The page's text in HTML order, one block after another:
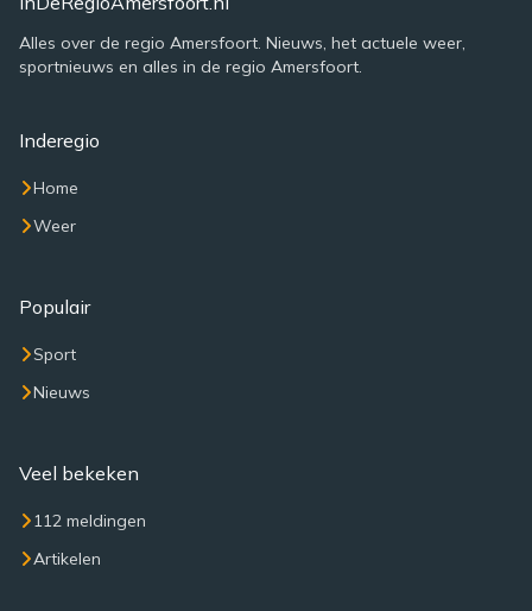
Alles over de regio Amersfoort. Nieuws, het actuele weer,
sportnieuws en alles in de regio Amersfoort.
Inderegio
Home
Weer
Populair
Sport
Nieuws
Veel bekeken
112 meldingen
Artikelen